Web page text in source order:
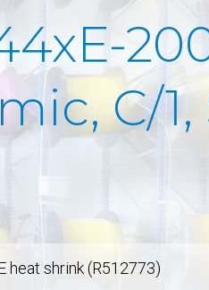
C/
heat shrink (R512773)